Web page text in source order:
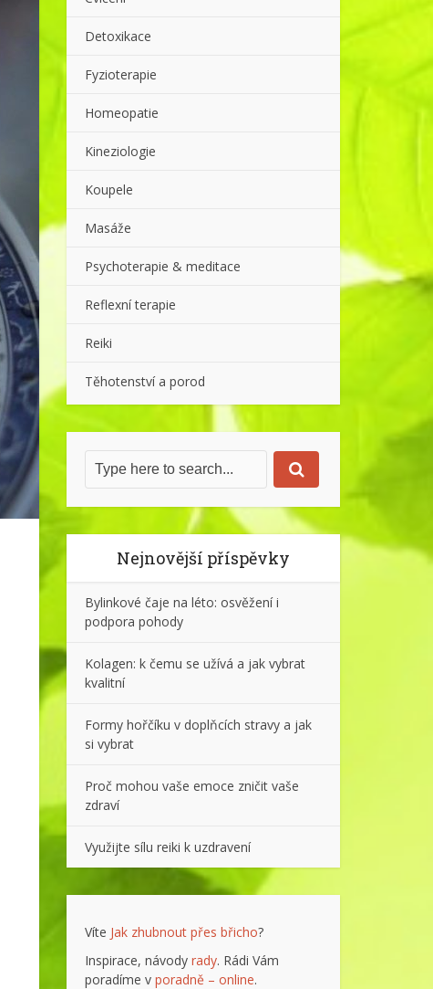
Detoxikace
Fyzioterapie
Homeopatie
Kineziologie
Koupele
Masáže
Psychoterapie & meditace
Reflexní terapie
Reiki
Těhotenství a porod
Nejnovější příspěvky
Bylinkové čaje na léto: osvěžení i
podpora pohody
Kolagen: k čemu se užívá a jak vybrat
kvalitní
Formy hořčíku v doplňcích stravy a jak
si vybrat
Proč mohou vaše emoce zničit vaše
zdraví
Využijte sílu reiki k uzdravení
Víte Jak zhubnout přes břicho?
Inspirace, návody rady. Rádi Vám
poradíme v poradně – online.